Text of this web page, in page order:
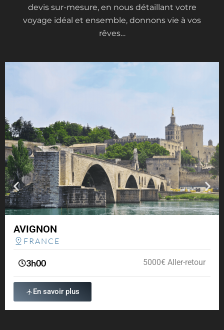
devis sur-mesure, en nous détaillant votre
voyage idéal et ensemble, donnons vie à vos
rêves…
AVIGNON
FRANCE
3h00 5000€ Aller-retour
En savoir plus